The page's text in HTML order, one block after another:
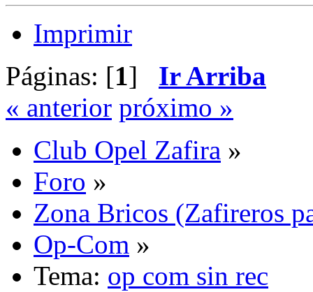
Imprimir
Páginas: [1] Ir Arriba
« anterior próximo »
Club Opel Zafira »
Foro »
Zona Bricos (Zafireros
Op-Com »
Tema: op com sin rec